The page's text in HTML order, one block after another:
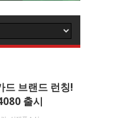
드 브랜드 런칭!
출시